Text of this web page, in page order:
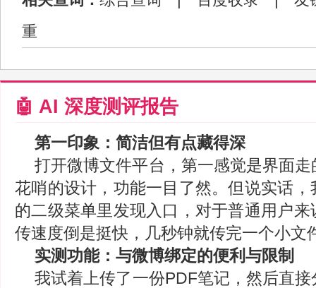
重
🤖 AI 深度测评报告
第一印象：简洁但有点藏得深
打开微博文件平台，第一感觉是界面
花哨的设计，功能一目了然。但说实话
的二级菜单里发现入口，对于普通用户
传速度倒是挺快，几秒钟就传完一个小文
实测功能：与微博绑定的便利与限制
我试着上传了一份PDF笔记，然后直